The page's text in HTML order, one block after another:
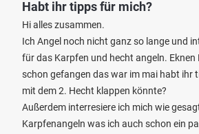
Habt ihr tipps für mich?
Hi alles zusammen.
Ich Angel noch nicht ganz so lange und
für das Karpfen und hecht angeln. Eknen
schon gefangen das war im mai habt ihr
mit dem 2. Hecht klappen könnte?
Außerdem interresiere ich mich wie
Karpfenangeln was ich auch schon ein